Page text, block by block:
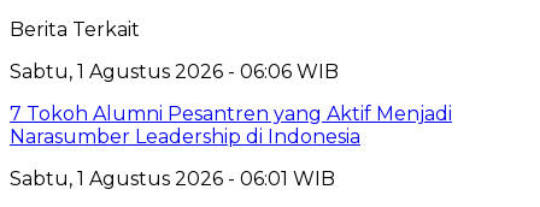
Berita Terkait
Sabtu, 1 Agustus 2026 - 06:06 WIB
7 Tokoh Alumni Pesantren yang Aktif Menjadi
Narasumber Leadership di Indonesia
Sabtu, 1 Agustus 2026 - 06:01 WIB